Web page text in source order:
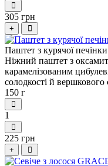
305 грн
+
Паштет з курячої
Ніжний паштет з
карамелізованим
солодкості й вершкового
150 г
1
225 грн
+